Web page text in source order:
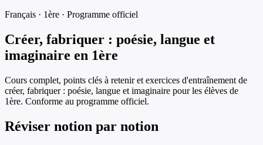
Français · 1ère · Programme officiel
Créer, fabriquer : poésie, langue et
imaginaire en 1ère
Cours complet, points clés à retenir et exercices d'entraînement de
créer, fabriquer : poésie, langue et imaginaire pour les élèves de
1ère. Conforme au programme officiel.
Réviser notion par notion